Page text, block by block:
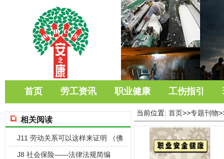
首页 劳工资讯 职业健康 工伤指引
当前位置: 首页>>专题刊物
相关阅读
J11 劳动关系可以这样来证明 （佛
山版
J8 社会保险——法律法规简编